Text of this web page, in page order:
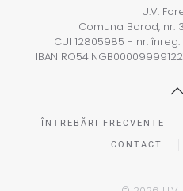
U.V.
Comuna Borod, nr.
CUI 12805985 - nr.
IBAN
ÎNTREBĂRI FRECVENTE
CONTACT